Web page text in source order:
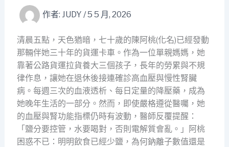
作者: JUDY /5 5 月, 2026
清晨五點，天色猶暗，七十歲的陳阿桃(化名)已經發動
那輛伴她三十年的貨運卡車。作為一位單親媽媽，她
靠著公路貨運拉貨養大三個孩子，長年的勞累與不規
律作息，讓她在退休後接連確診高血壓與慢性腎臟
病。每週三次的血液透析、每日定量的降壓藥，成為
她晚年生活的一部分。然而，即使嚴格遵從醫囑，她
的血壓與腎功能指標仍時有波動，醫師反覆提醒：
「鹽分要控管，水要喝對，否則電解質會亂。」阿桃
困惑不已：明明飲食已經少鹽，為何鈉離子數值還是